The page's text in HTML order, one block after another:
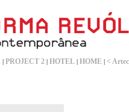
| PROJECT 2 | HOTEL | HOME | <